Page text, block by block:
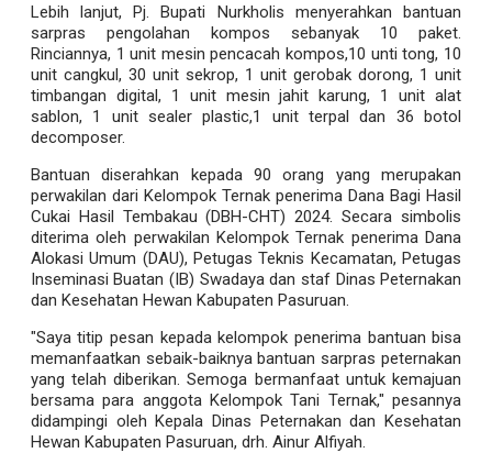
Lebih lanjut, Pj. Bupati Nurkholis menyerahkan bantuan
sarpras pengolahan kompos sebanyak 10 paket.
Rinciannya, 1 unit mesin pencacah kompos,10 unti tong, 10
unit cangkul, 30 unit sekrop, 1 unit gerobak dorong, 1 unit
timbangan digital, 1 unit mesin jahit karung, 1 unit alat
sablon, 1 unit sealer plastic,1 unit terpal dan 36 botol
decomposer.
Bantuan diserahkan kepada 90 orang yang merupakan
perwakilan dari Kelompok Ternak penerima Dana Bagi Hasil
Cukai Hasil Tembakau (DBH-CHT) 2024. Secara simbolis
diterima oleh perwakilan Kelompok Ternak penerima Dana
Alokasi Umum (DAU), Petugas Teknis Kecamatan, Petugas
Inseminasi Buatan (IB) Swadaya dan staf Dinas Peternakan
dan Kesehatan Hewan Kabupaten Pasuruan.
"Saya titip pesan kepada kelompok penerima bantuan bisa
memanfaatkan sebaik-baiknya bantuan sarpras peternakan
yang telah diberikan. Semoga bermanfaat untuk kemajuan
bersama para anggota Kelompok Tani Ternak," pesannya
didampingi oleh Kepala Dinas Peternakan dan Kesehatan
Hewan Kabupaten Pasuruan, drh. Ainur Alfiyah.